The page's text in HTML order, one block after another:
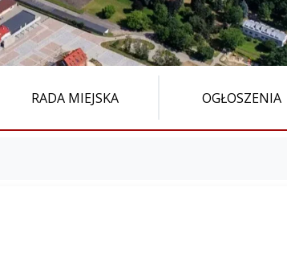
RADA MIEJSKA OGŁOSZENIA